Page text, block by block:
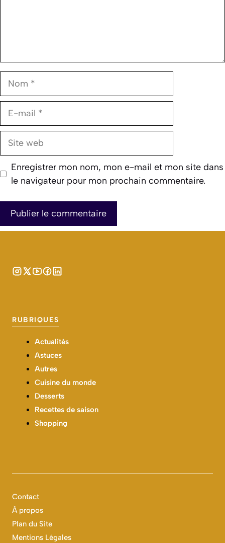
Nom
E-
Site
Enregistrer mon nom, mon e-mail et mon site dans
le navigateur pour mon prochain commentaire.
RUBRIQUES
Actualités
Astuces
Autres
Cuisine du monde
Desserts
Recettes de saison
Shopping
Contact
À propos
Plan du Site
Mentions Légales